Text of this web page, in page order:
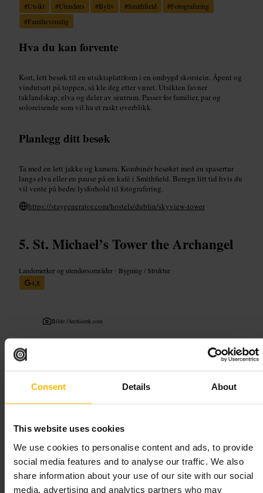
Consent Details About
This website uses cookies
We use cookies to personalise content and ads, to provide
social media features and to analyse our traffic. We also
share information about your use of our site with our social
media, advertising and analytics partners who may
#Utsikt #Utendørs #Byliv #Smithfield #Fotografering
#Familievennlig
Hva du kan forvente
Kort, lett besøk til en utsiktsplattform i en ombygd skorstein. Åpent og
vindutsatt på toppen, så kle deg etter været. Utsikten favner
taklandskap, elva og deler av sentrum. Passer for familier, par og
soloreisende som vil ha et raskt overblikk.
Planlegg ditt besøk
Ta med en lett jakke og kamera. Kombinér besøket med en spasertur
langs elva eller en pause på en kafé i Smithfield. Beregn litt tid hvis du
vil vente på bedre lysforhold til fotografering.
https://staygenerator.com/hostels/dublin/skyview-tower
St. Michael’s Tower the Archangel
Landemerker og utendørsområder • Bygning / Struktur
4,8
Bilde /Archiseek.com
“Liten middelaldersk tårnrest ved quaysiden”
Egnet for
#Historie #Byvandring #Fotostopp
# Dublin #Merchantsquay
Hva du kan forvente